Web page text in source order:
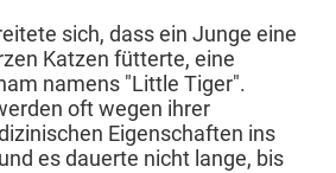
sich, dass ein Junge eine
Katzen fütterte, eine
namens "Little Tiger".
oft wegen ihrer
Eigenschaften ins
es dauerte nicht lange, bis